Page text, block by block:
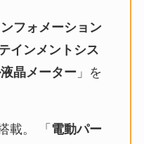
フォメーション
インメントシス
晶メーター 」を
載。 「 電動パー